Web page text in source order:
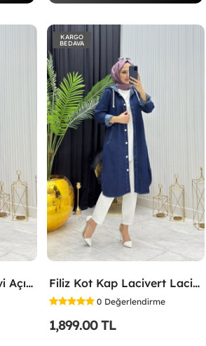
Filiz Kot Kap Açık Mavi Açık Mavi
KARGO
BEDAVA
Filiz Kot Kap Lacivert Lacivert
0 Değerlendirme
1,899.00 TL